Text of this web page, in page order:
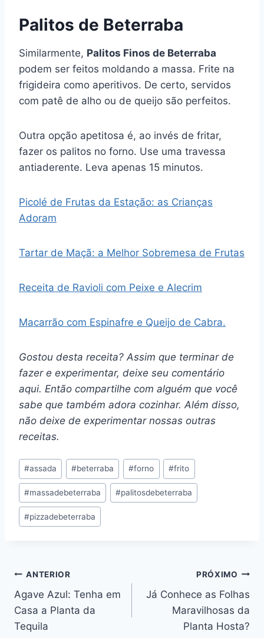
Palitos de Beterraba
Similarmente, Palitos Finos de Beterraba
podem ser feitos moldando a massa. Frite na
frigideira como aperitivos. De certo, servidos
com patê de alho ou de queijo são perfeitos.
Outra opção apetitosa é, ao invés de fritar,
fazer os palitos no forno. Use uma travessa
antiaderente. Leva apenas 15 minutos.
Picolé de Frutas da Estação: as Crianças
Adoram
Tartar de Maçã: a Melhor Sobremesa de Frutas
Receita de Ravioli com Peixe e Alecrim
Macarrão com Espinafre e Queijo de Cabra.
Gostou desta receita? Assim que terminar de
fazer e experimentar, deixe seu comentário
aqui. Então compartilhe com alguém que você
sabe que também adora cozinhar. Além disso,
não deixe de experimentar nossas outras
receitas.
Tags
do
Post:
#assada #beterraba #forno #frito
#massadebeterraba #palitosdebeterraba
#pizzadebeterraba
Navegação
de
Post
ANTERIOR
Agave Azul: Tenha em
Casa a Planta da
Tequila
PRÓXIMO
Já Conhece as Folhas
Maravilhosas da
Planta Hosta?